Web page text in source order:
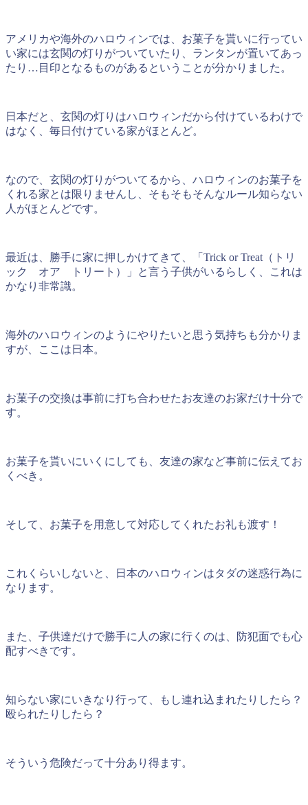
アメリカや海外のハロウィンでは、お菓子を貰いに行ってい
い家には玄関の灯りがついていたり、ランタンが置いてあっ
たり…目印となるものがあるということが分かりました。
日本だと、玄関の灯りはハロウィンだから付けているわけで
はなく、毎日付けている家がほとんど。
なので、玄関の灯りがついてるから、ハロウィンのお菓子を
くれる家とは限りませんし、そもそもそんなルール知らない
人がほとんどです。
最近は、勝手に家に押しかけてきて、「Trick or Treat（トリ
ック オア トリート）」と言う子供がいるらしく、これは
かなり非常識。
海外のハロウィンのようにやりたいと思う気持ちも分かりま
すが、ここは日本。
お菓子の交換は事前に打ち合わせたお友達のお家だけ十分で
す。
お菓子を貰いにいくにしても、友達の家など事前に伝えてお
くべき。
そして、お菓子を用意して対応してくれたお礼も渡す！
これくらいしないと、日本のハロウィンはタダの迷惑行為に
なります。
また、子供達だけで勝手に人の家に行くのは、防犯面でも心
配すべきです。
知らない家にいきなり行って、もし連れ込まれたりしたら？
殴られたりしたら？
そういう危険だって十分あり得ます。